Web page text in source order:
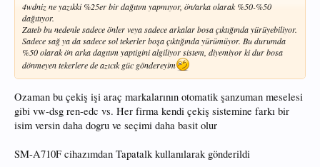
4wdniz ne yazıkki %25er bir dağıtım yapmıyor, ön/arka olarak %50-%50
dağıtıyor.
Zateb bu nedenle sadece önler veya sadece arkalar bosa çıktığında yürüyebiliyor.
Sadece sağ ya da sadece sol tekerler boşa çıktığında yürümüyor. Bu durumda
%50 olarak ön arka dagıtım yaptigini algiliyor sistem, diyemiyor ki dur bosa
dönmeyen tekerlere de azıcık güc göndereyim
Ozaman bu çekiş işi araç markalarının otomatik şanzuman meselesi
gibi vw-dsg ren-edc vs. Her firma kendi çekiş sistemine farkı bir
isim versin daha dogru ve seçimi daha basit olur
SM-A710F cihazımdan Tapatalk kullanılarak gönderildi